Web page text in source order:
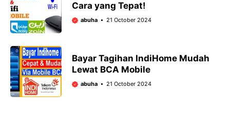
Cara yang Tepat!
abuha 21 October 2024
Bayar Tagihan IndiHome Mudah
Lewat BCA Mobile
abuha 21 October 2024